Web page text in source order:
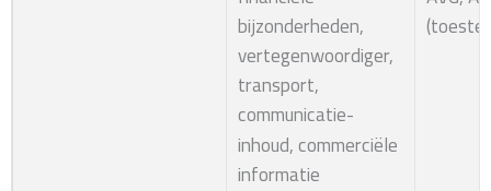
bijzonderheden,
vertegenwoordiger,
transport,
communicatie-
inhoud, commerciële
informatie